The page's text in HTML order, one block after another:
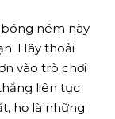
ném này
Hãy thoải
vào trò chơi
liên tục
họ là những